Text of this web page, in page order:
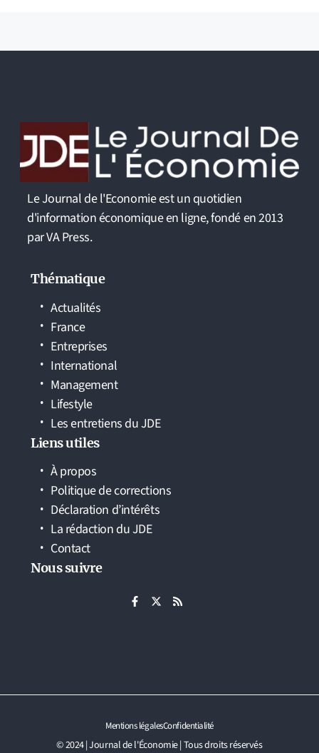
Le Journal de l'Economie est un quotidien
d'information économique en ligne, fondé en 2013
par VA Press.
Thématique
Actualités
France
Entreprises
International
Management
Lifestyle
Les entretiens du JDE
Liens utiles
À propos
Politique de corrections
Déclaration d’intérêts
La rédaction du JDE
Contact
Nous suivre
© 2024 | Journal de l'Économie | Tous droits réservés
Mentions légalesConfidentialité